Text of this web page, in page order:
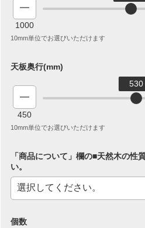
1000
10mm単位でお選びいただけます
天板奥行(mm)
450
530
10mm単位でお選びいただけます
「商品について」欄の■天然木の性
い。
個数